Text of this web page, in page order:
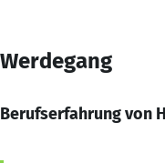
Werdegang
Berufserfahrung von